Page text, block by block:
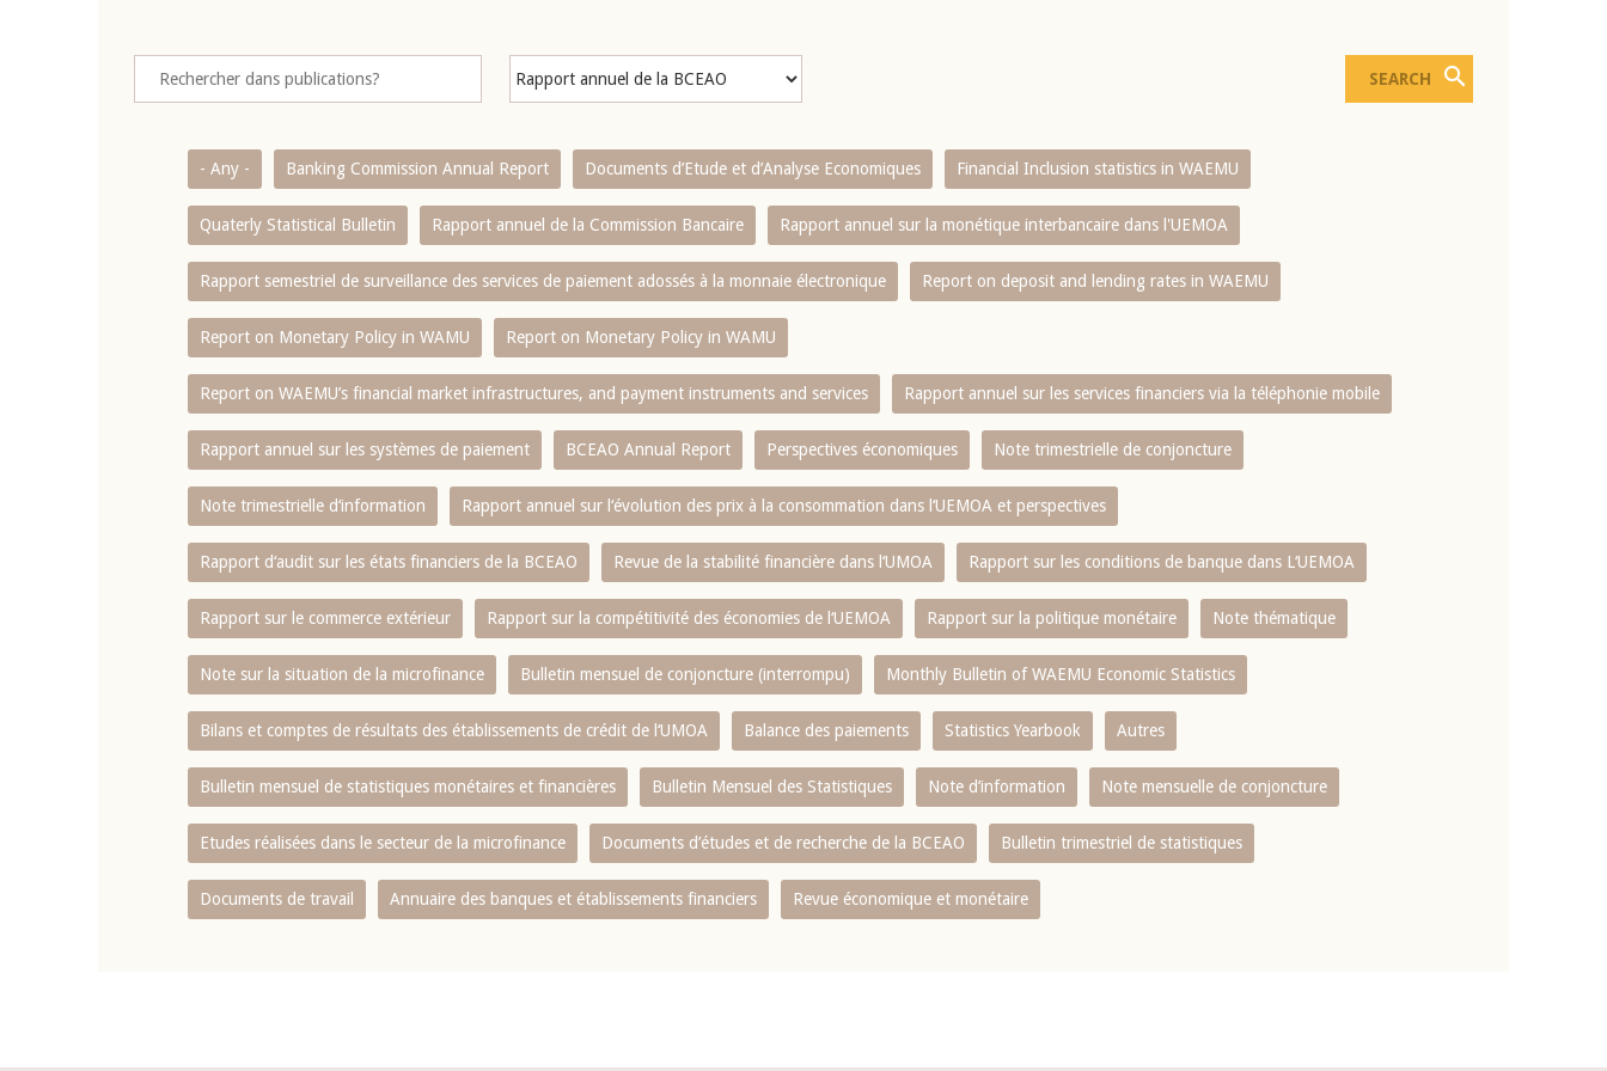
- Any - Banking Commission Annual Report Documents d’Etude et d’Analyse Economiques Financial Inclusion statistics in WAEMU
Quaterly Statistical Bulletin Rapport annuel de la Commission Bancaire Rapport annuel sur la monétique interbancaire dans l'UEMOA
Rapport semestriel de surveillance des services de paiement adossés à la monnaie électronique Report on deposit and lending rates in WAEMU
Report on Monetary Policy in WAMU Report on Monetary Policy in WAMU
Report on WAEMU’s financial market infrastructures, and payment instruments and services Rapport annuel sur les services financiers via la téléphonie mobile
Rapport annuel sur les systèmes de paiement BCEAO Annual Report Perspectives économiques Note trimestrielle de conjoncture
Note trimestrielle d‘information Rapport annuel sur l‘évolution des prix à la consommation dans l‘UEMOA et perspectives
Rapport d‘audit sur les états financiers de la BCEAO Revue de la stabilité financière dans l‘UMOA Rapport sur les conditions de banque dans L‘UEMOA
Rapport sur le commerce extérieur Rapport sur la compétitivité des économies de l‘UEMOA Rapport sur la politique monétaire Note thématique
Note sur la situation de la microfinance Bulletin mensuel de conjoncture (interrompu) Monthly Bulletin of WAEMU Economic Statistics
Bilans et comptes de résultats des établissements de crédit de l‘UMOA Balance des paiements Statistics Yearbook Autres
Bulletin mensuel de statistiques monétaires et financières Bulletin Mensuel des Statistiques Note d’information Note mensuelle de conjoncture
Etudes réalisées dans le secteur de la microfinance Documents d’études et de recherche de la BCEAO Bulletin trimestriel de statistiques
Documents de travail Annuaire des banques et établissements financiers Revue économique et monétaire